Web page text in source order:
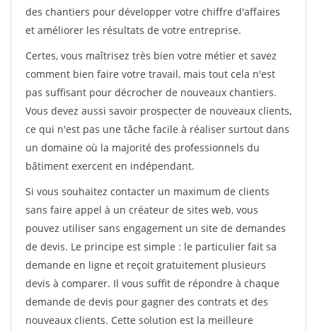
des chantiers pour développer votre chiffre d'affaires
et améliorer les résultats de votre entreprise.
Certes, vous maîtrisez très bien votre métier et savez
comment bien faire votre travail, mais tout cela n'est
pas suffisant pour décrocher de nouveaux chantiers.
Vous devez aussi savoir prospecter de nouveaux clients,
ce qui n'est pas une tâche facile à réaliser surtout dans
un domaine où la majorité des professionnels du
bâtiment exercent en indépendant.
Si vous souhaitez contacter un maximum de clients
sans faire appel à un créateur de sites web, vous
pouvez utiliser sans engagement un site de demandes
de devis. Le principe est simple : le particulier fait sa
demande en ligne et reçoit gratuitement plusieurs
devis à comparer. Il vous suffit de répondre à chaque
demande de devis pour gagner des contrats et des
nouveaux clients. Cette solution est la meilleure